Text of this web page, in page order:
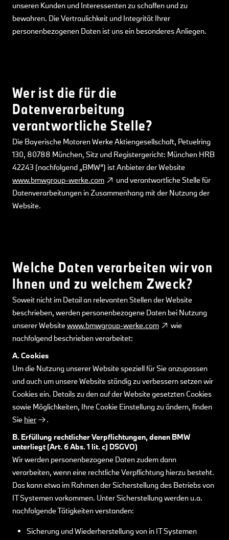
unseren Kunden und Interessenten zu schaffen und zu
bewahren. Die Vertraulichkeit und Integrität Ihrer
personenbezogenen Daten ist uns ein besonderes Anliegen.
Wer ist die für die
Datenverarbeitung
verantwortliche Stelle?
Die Bayerische Motoren Werke Aktiengesellschaft, Petuelring
130, 80788 München, Sitz und Registergericht: München HRB
42243 (nachfolgend „BMW“) ist Anbieter der Website
www.bmwgroup-werke.com
und verantwortliche Stelle für
Datenverarbeitungen in Zusammenhang mit der Nutzung der
Website.
Welche Daten verarbeiten wir von
Ihnen und zu welchem Zweck?
Soweit nicht im Detail an relevanten Stellen der Website
beschrieben, werden personenbezogene Daten bei Nutzung
unserer Websitewww.bmwgroup-werke.com
wie
nachfolgend beschrieben verarbeitet:
A. Cookies
Um die Nutzung unserer Website speziell für Sie anzupassen
und auch um unsere Website ständig zu verbessern setzen wir
Cookies ein. Details zu den auf der Website gesetzten Cookies
sowie Möglichkeiten, Ihre Cookie Einstellung zu ändern, finden
Sie hier
.
B. Erfüllung rechtlicher Verpflichtungen, denen BMW
unterliegt (Art. 6 Abs. 1 lit. c) DSGVO)
Wir werden personenbezogene Daten zudem dann
verarbeiten, wenn eine rechtliche Verpflichtung hierzu besteht.
Das kann etwa im Rahmen der Sicherstellung des Betriebs von
IT Systemen vorkommen. Unter Sicherstellung werden u.a.
nachfolgende Tätigkeiten verstanden:
Sicherung und Wiederherstellung von in IT Systemen